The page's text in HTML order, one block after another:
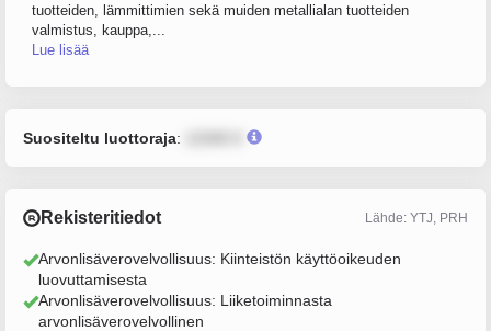
tuotteiden, lämmittimien sekä muiden metallialan tuotteiden
valmistus, kauppa,...
Lue lisää
Suositeltu luottoraja:
Rekisteritiedot Lähde: YTJ, PRH
Arvonlisäverovelvollisuus: Kiinteistön käyttöoikeuden
luovuttamisesta
Arvonlisäverovelvollisuus: Liiketoiminnasta
arvonlisäverovelvollinen